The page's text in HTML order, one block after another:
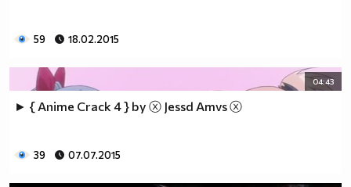
59 18.02.2015
04:43
► { Anime Crack 4 } by ⓧ Jessd Amvs ⓧ
39 07.07.2015